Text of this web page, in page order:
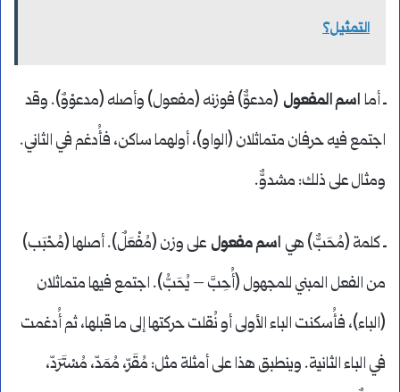
التمثيل؟
ـ أما اسم المفعول (مدعوٌّ) فوزنه (مفعول) وأصله (مدعوْوٌ). وقد
اجتمع فيه حرفان متماثلان (الواو)، أولهما ساكن، فأُدغم في الثاني.
ومثال على ذلك: مشدوٌّ.
ـ كلمة (مُحَبٌّ) هي اسم مفعول على وزن (مُفْعَلٌ). أصلها (مُحْبَب)
من الفعل المبني للمجهول (أُحِبَّ – يُحَبُّ). اجتمع فيها متماثلان
(الباء)، فأُسكنت الباء الأولى أو نُقلت حركتها إلى ما قبلها، ثم أُدغمت
في الباء الثانية. وينطبق هذا على أمثلة مثل: مُقَرّ، مُمَدّ، مُسْتَرَدّ،